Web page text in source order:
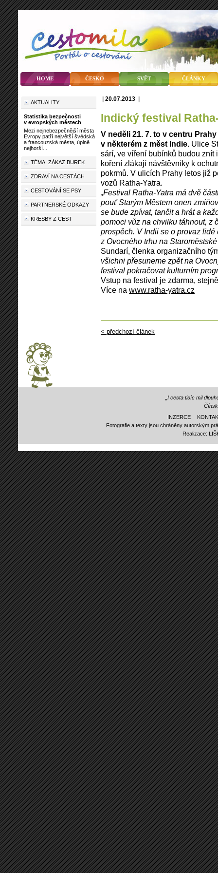
HOME ČESKO SVĚT ČLÁNKY
| 20.07.2013 |
Indický festival
V neděli 21. 7. to v centru
v některém z měst Indie. Ulice
sárí, ve víření bubínků budou
koření zlákají návštěvníky k
pokrmů. V ulicích Prahy letos již
vozů Ratha-Yatra.
„Festival Ratha-Yatra má dvě
pouť Starým Městem onen
se bude zpívat, tančit a hrát a
pomoci vůz na chvilku táhnout, z
prospěch. V Indii se o provaz
z Ovocného trhu na Staroměstské
Sundarí, členka organizačního
všichni přesuneme zpět na
festival pokračovat kulturním
Vstup na festival je zdarma,
Více na www.ratha-yatra.cz
< předchozí článek
AKTUALITY
Statistika bezpečnosti
v evropských městech
Mezi nejnebezpečnější města
Evropy patří největší švédská
a francouzská města, úplně
nejhorší...
TÉMA: ZÁKAZ BUREK
ZDRAVÍ NA CESTÁCH
CESTOVÁNÍ SE PSY
PARTNERSKÉ ODKAZY
KRESBY Z CEST
„I cesta tisíc mil
INZERCE
Fotografie a texty jsou chráněny autorským
Realizace: